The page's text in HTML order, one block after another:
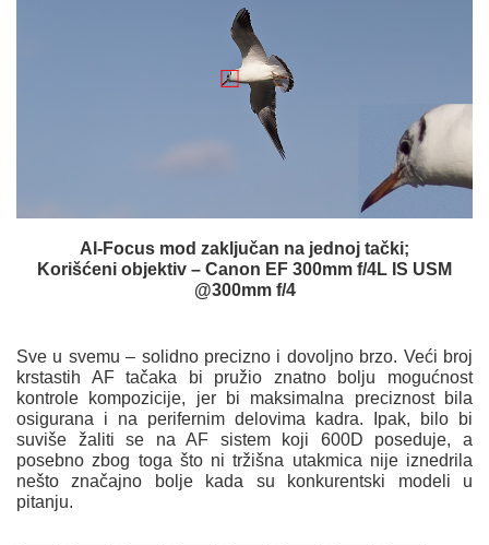
AI-Focus mod zaključan na jednoj tački;
Korišćeni objektiv – Canon EF 300mm f/4L IS USM
@300mm f/4
Sve u svemu – solidno precizno i dovoljno brzo. Veći broj
krstastih AF tačaka bi pružio znatno bolju mogućnost
kontrole kompozicije, jer bi maksimalna preciznost bila
osigurana i na perifernim delovima kadra. Ipak, bilo bi
suviše žaliti se na AF sistem koji 600D poseduje, a
posebno zbog toga što ni tržišna utakmica nije iznedrila
nešto značajno bolje kada su konkurentski modeli u
pitanju.